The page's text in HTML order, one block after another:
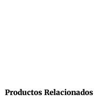
Productos Relacionados